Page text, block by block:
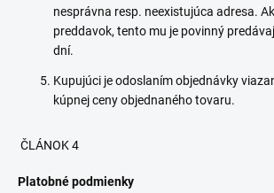
nesprávna resp. neexistujúca adresa.
preddavok, tento mu je povinný
dní.
Kupujúci je odoslaním objednávky
kúpnej ceny objednaného tovaru.
ČLÁNOK 4
Platobné podmienky